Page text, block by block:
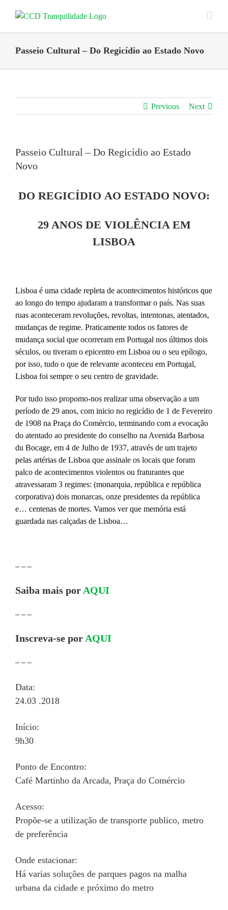
Passeio Cultural – Do Regicídio ao Estado Novo
Previous Next
Passeio Cultural – Do Regicídio ao Estado
Novo
DO REGICÍDIO AO ESTADO NOVO:
29 ANOS DE VIOLÊNCIA EM
LISBOA
Lisboa é uma cidade repleta de acontecimentos históricos que
ao longo do tempo ajudaram a transformar o país. Nas suas
ruas aconteceram revoluções, revoltas, intentonas, atentados,
mudanças de regime. Praticamente todos os fatores de
mudança social que ocorreram em Portugal nos últimos dois
séculos, ou tiveram o epicentro em Lisboa ou o seu epílogo,
por isso, tudo o que de relevante aconteceu em Portugal,
Lisboa foi sempre o seu centro de gravidade.
Por tudo isso propomo-nos realizar uma observação a um
período de 29 anos, com inicio no regicídio de 1 de Fevereiro
de 1908 na Praça do Comércio, terminando com a evocação
do atentado ao presidente do conselho na Avenida Barbosa
du Bocage, em 4 de Julho de 1937, através de um trajeto
pelas artérias de Lisboa que assinale os locais que foram
palco de acontecimentos violentos ou fraturantes que
atravessaram 3 regimes: (monarquia, república e república
corporativa) dois monarcas, onze presidentes da república
e… centenas de mortes. Vamos ver que memória está
guardada nas calçadas de Lisboa…
– – –
Saiba mais por AQUI
– – –
Inscreva-se por AQUI
– – –
Data:
24.03 .2018
Início:
9h30
Ponto de Encontro:
Café Martinho da Arcada, Praça do Comércio
Acesso:
Propõe-se a utilização de transporte publico, metro
de preferência
Onde estacionar:
Há varias soluções de parques pagos na malha
urbana da cidade e próximo do metro